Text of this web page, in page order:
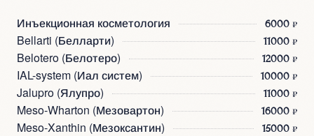
Инъекционная косметология 6000 ₽
Bellarti (Белларти) 11000 ₽
Belotero (Белотеро) 12000 ₽
IAL-system (Иал систем) 10000 ₽
Jalupro (Ялупро) 11000 ₽
Meso-Wharton (Мезовартон) 16000 ₽
Meso-Xanthin (Мезоксантин) 15000 ₽